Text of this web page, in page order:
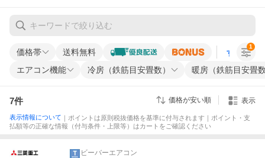
価格帯 送料無料 すべての条
エアコン機能 冷房（鉄筋目安畳数） 暖房（鉄筋目安畳
1
7件 価格が安い順 表示
表示情報について ｜ポイントは原則税抜価格を基準に付与されます｜ポイント・支
払額等の正確な情報（付与条件・上限等）はカートをご確認ください
ビーバーエアコン